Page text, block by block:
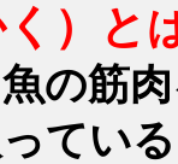
）と
魚の筋
ている